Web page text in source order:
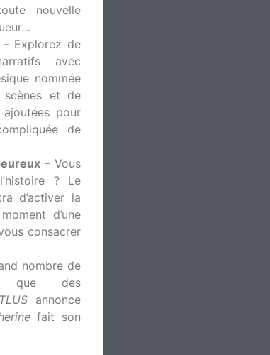
nouvelle
– Explorez de
avec
nommée
scènes et de
pour
de
– Vous
? Le
d’activer la
d’une
consacrer
nombre de
que des
annonce
fait son